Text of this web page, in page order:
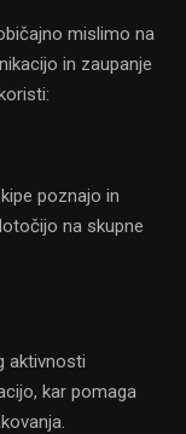
mislimo na
in zaupanje
poznajo in
na skupne
aktivnosti
kar pomaga